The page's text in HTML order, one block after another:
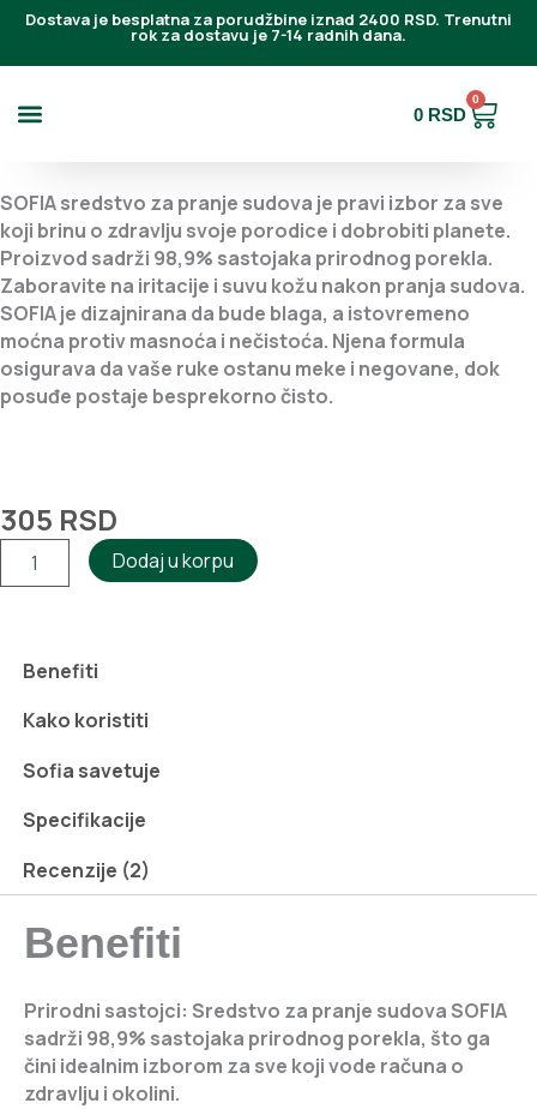
Pređi
sadržaj
Dostava je besplatna za porudžbine iznad 2400 RSD. Trenutni
rok za dostavu je 7-14 radnih dana.
0 RSD
0
Cart
SOFIA sredstvo za pranje sudova je pravi izbor za sve
koji brinu o zdravlju svoje porodice i dobrobiti planete.
Proizvod sadrži 98,9% sastojaka prirodnog porekla.
Zaboravite na iritacije i suvu kožu nakon pranja sudova.
SOFIA je dizajnirana da bude blaga, a istovremeno
moćna protiv masnoća i nečistoća. Njena formula
osigurava da vaše ruke ostanu meke i negovane, dok
posuđe postaje besprekorno čisto.
305 RSD
Sredstvo
0.5l
Dodaj u korpu
Benefiti
Kako koristiti
Sofia savetuje
Specifikacije
Recenzije (2)
Benefiti
Prirodni sastojci: Sredstvo za pranje sudova SOFIA
sadrži 98,9% sastojaka prirodnog porekla, što ga
čini idealnim izborom za sve koji vode računa o
zdravlju i okolini.